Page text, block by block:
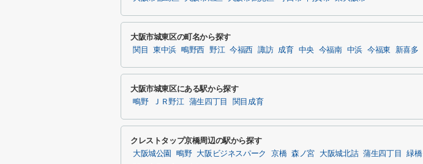
大阪市城東区の町名から探す
関目 東中浜 鴫野西 野江 今福西 諏訪 成育 中央 今福南 中浜 今福東 新喜多
大阪市城東区にある駅から探す
鴫野 ＪＲ野江 蒲生四丁目 関目成育
クレストタップ京橋周辺の駅から探す
大阪城公園 鴫野 大阪ビジネスパーク 京橋 森ノ宮 大阪城北詰 蒲生四丁目 緑橋